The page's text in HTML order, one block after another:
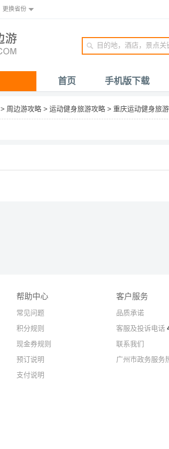
更换省份
首页 手机版下载
> 周边游攻略 > 运动健身旅游攻略 > 重庆运动健身旅
帮助中心
常见问题
积分规则
现金券规则
预订说明
支付说明
客户服务
品质承诺
客服及投诉电话
联系我们
广州市政务服务